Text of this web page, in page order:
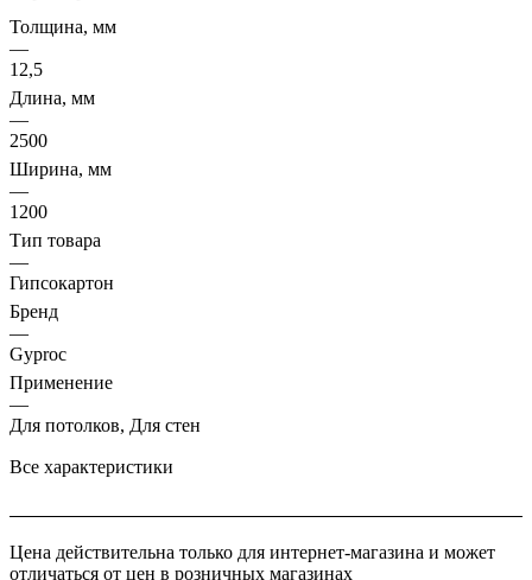
огнестойкого листа окрашен в светло-розовый цвет. Согласно
ГОСТ 32614 плиты могут иметь допуски по ширине -4мм и
длине до ±5 мм.
Толщина, мм
—
12,5
Длина, мм
—
2500
Ширина, мм
—
1200
Тип товара
—
Гипсокартон
Бренд
—
Gyproc
Применение
—
Для потолков, Для стен
Все характеристики
Цена действительна только для интернет-магазина и может
отличаться от цен в розничных магазинах